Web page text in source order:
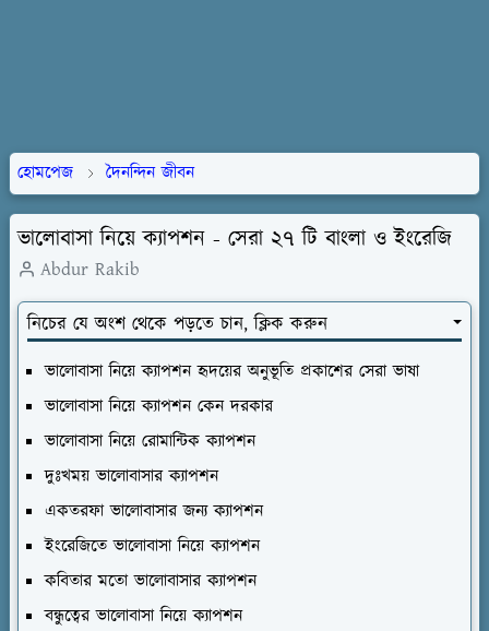
হোমপেজ দৈনন্দিন জীবন
ভালোবাসা নিয়ে ক্যাপশন - সেরা ২৭ টি বাংলা ও ইংরেজি
Abdur Rakib
নিচের যে অংশ থেকে পড়তে চান, ক্লিক করুন
ভালোবাসা নিয়ে ক্যাপশন হৃদয়ের অনুভূতি প্রকাশের সেরা ভাষা
ভালোবাসা নিয়ে ক্যাপশন কেন দরকার
ভালোবাসা নিয়ে রোমান্টিক ক্যাপশন
দুঃখময় ভালোবাসার ক্যাপশন
একতরফা ভালোবাসার জন্য ক্যাপশন
ইংরেজিতে ভালোবাসা নিয়ে ক্যাপশন
কবিতার মতো ভালোবাসার ক্যাপশন
বন্ধুত্বের ভালোবাসা নিয়ে ক্যাপশন